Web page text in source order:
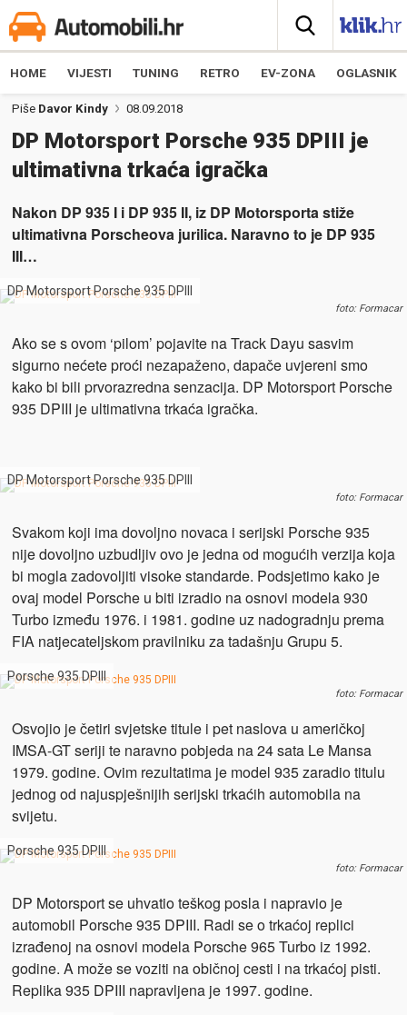
HOME VIJESTI TUNING RETRO EV-ZONA OGLASNIK
Piše Davor Kindy 08.09.2018
DP Motorsport Porsche 935 DPIII je
ultimativna trkaća igračka
Nakon DP 935 I i DP 935 II, iz DP Motorsporta stiže
ultimativna Porscheova jurilica. Naravno to je DP 935
III…
DP Motorsport Porsche 935 DPIII
foto: Formacar
Ako se s ovom ‘pilom’ pojavite na Track Dayu sasvim
sigurno nećete proći nezapaženo, dapače uvjereni smo
kako bi bili prvorazredna senzacija. DP Motorsport Porsche
935 DPIII je ultimativna trkaća igračka.
DP Motorsport Porsche 935 DPIII
foto: Formacar
Svakom koji ima dovoljno novaca i serijski Porsche 935
nije dovoljno uzbudljiv ovo je jedna od mogućih verzija koja
bi mogla zadovoljiti visoke standarde. Podsjetimo kako je
ovaj model Porsche u biti izradio na osnovi modela 930
Turbo između 1976. i 1981. godine uz nadogradnju prema
FIA natjecateljskom pravilniku za tadašnju Grupu 5.
Porsche 935 DPIII
foto: Formacar
Osvojio je četiri svjetske titule i pet naslova u američkoj
IMSA-GT seriji te naravno pobjeda na 24 sata Le Mansa
1979. godine. Ovim rezultatima je model 935 zaradio titulu
jednog od najuspješnijih serijski trkaćih automobila na
svijetu.
Porsche 935 DPIII
foto: Formacar
DP Motorsport se uhvatio teškog posla i napravio je
automobil Porsche 935 DPIII. Radi se o trkaćoj replici
izrađenoj na osnovi modela Porsche 965 Turbo iz 1992.
godine. A može se voziti na običnoj cesti i na trkaćoj pisti.
Replika 935 DPIII napravljena je 1997. godine.